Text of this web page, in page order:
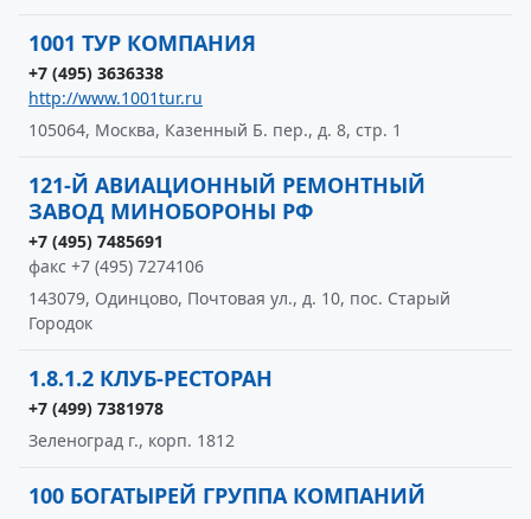
1001 ТУР КОМПАНИЯ
+7 (495) 3636338
http://www.1001tur.ru
105064, Москва, Казенный Б. пер., д. 8, стр. 1
121-Й АВИАЦИОННЫЙ РЕМОНТНЫЙ
ЗАВОД МИНОБОРОНЫ РФ
+7 (495) 7485691
факс +7 (495) 7274106
143079, Одинцово, Почтовая ул., д. 10, пос. Старый
Городок
1.8.1.2 КЛУБ-РЕСТОРАН
+7 (499) 7381978
Зеленоград г., корп. 1812
100 БОГАТЫРЕЙ ГРУППА КОМПАНИЙ